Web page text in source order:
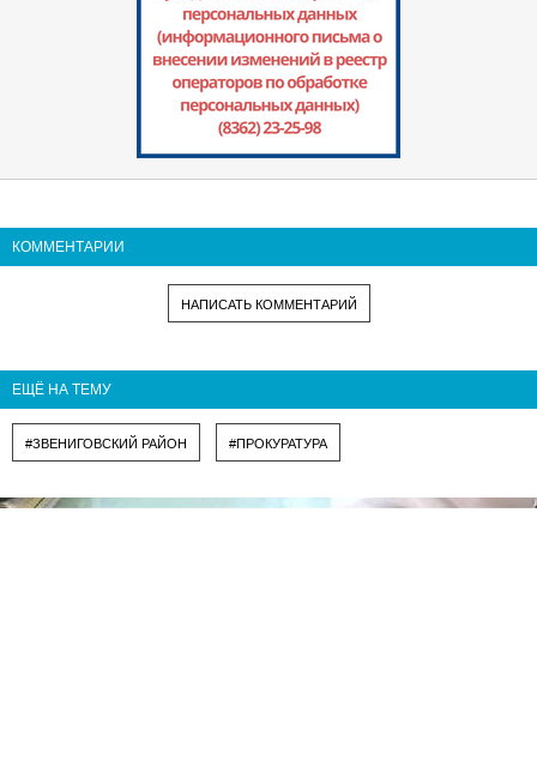
КОММЕНТАРИИ
НАПИСАТЬ КОММЕНТАРИЙ
ЕЩЁ НА ТЕМУ
#ЗВЕНИГОВСКИЙ РАЙОН #ПРОКУРАТУРА